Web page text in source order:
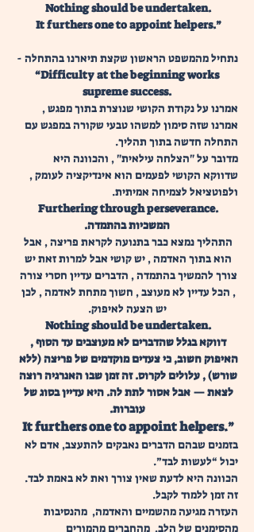
Nothing should be undertaken.
It furthers one to appoint helpers.”
נתחיל מהמשפט הראשון שקצת תיארנו בהתחלה -
supreme success.
אמרנו על נקודת הקושי שנוצרת בתוך מפגש ,
אמרנו שזה סימון למשהו טבעי שקורה במפגש עם
התחלה חדשה בתוך תהליך.
מדובר על "הצלחה עילאית" , והכוונה היא
שדווקא הקושי לפעמים הוא אינדיקציה לעומק ,
ולפוטציאל לצמיחה אמיתית.
Furthering through perseverance.
המשכיות בהתמדה.
התהליך נמצא כבר בתנועה לקראת פריצה , אבל
הוא בתוך האדמה , יש קושי אבל למרות זאת יש
צורך להמשיך בהתמדה , הדברים עדיין חסרי צורה
, הכל עדיין לא מעוצב , חשוך מתחת לאדמה , לכן
יש הצעה לאיפוק.
Nothing should be undertaken.
דווקא בגלל שהדברים לא מעוצבים עד הסוף ,
האיפוק חשוב, כי צעדים מוקדמים של פריצה (ללא
שורש) , עלולים לקרוס.זה זמן שבו האנרגיה רוצה
לצאת — אבל אסור לתת לה. היא עדיין בסוג של
עוברות.
It furthers one to appoint helpers.”
בזמנים שבהם הדברים נאבקים להתעצב, אדם לא
יכול “לעשות לבד”.
הכוונה היא לדעת שאין צורך ואת לא באמת לבד.
זה זמן ללמוד לקבל.
העזרה מגיעה מהשמיים והאדמה,  מהנסיבות
מהסימנים של הלב,  מהחברים מהמורים